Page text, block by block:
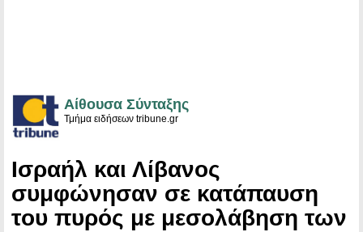
Αίθουσα Σύνταξης
Τμήμα ειδήσεων tribune.gr
Ισραήλ και Λίβανος
συμφώνησαν σε κατάπαυση
του πυρός με μεσολάβηση των